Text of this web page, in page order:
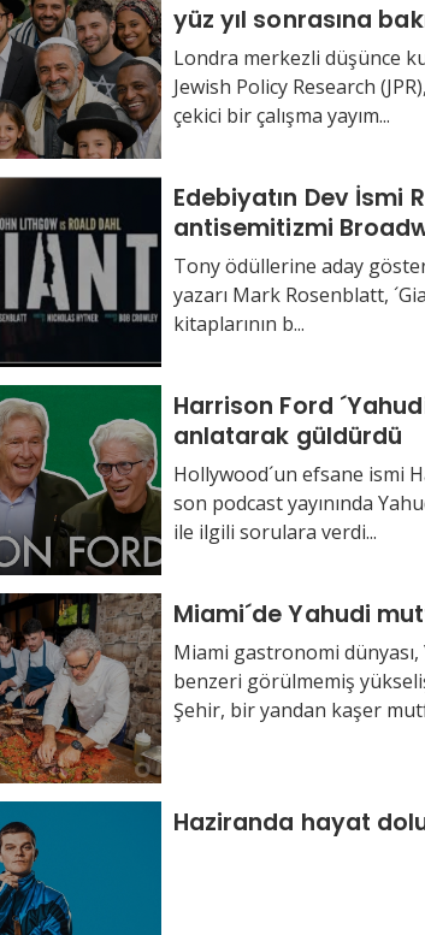
yüz yıl sonrasına
Londra merkezli düşünce
Jewish Policy Research
çekici bir çalışma yayım...
Edebiyatın Dev İsmi
antisemitizmi
Tony ödüllerine aday
yazarı Mark Rosenblatt,
kitaplarının b...
Harrison Ford
anlatarak güldürdü
Hollywood´un efsane ismi
son podcast yayınında
ile ilgili sorulara verdi...
Miami´de Yahudi
Miami gastronomi dünyası,
benzeri görülmemiş
Şehir, bir yandan kaşer
Haziranda hayat